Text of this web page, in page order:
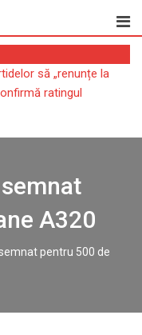
să „renunțe la
ratingul
A320
pentru 500 de